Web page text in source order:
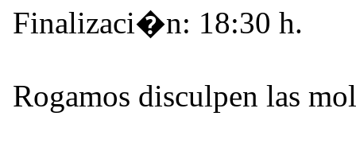
Finalizaci�n: 18:30 h.
Rogamos disculpen las